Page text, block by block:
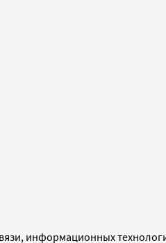
информационных